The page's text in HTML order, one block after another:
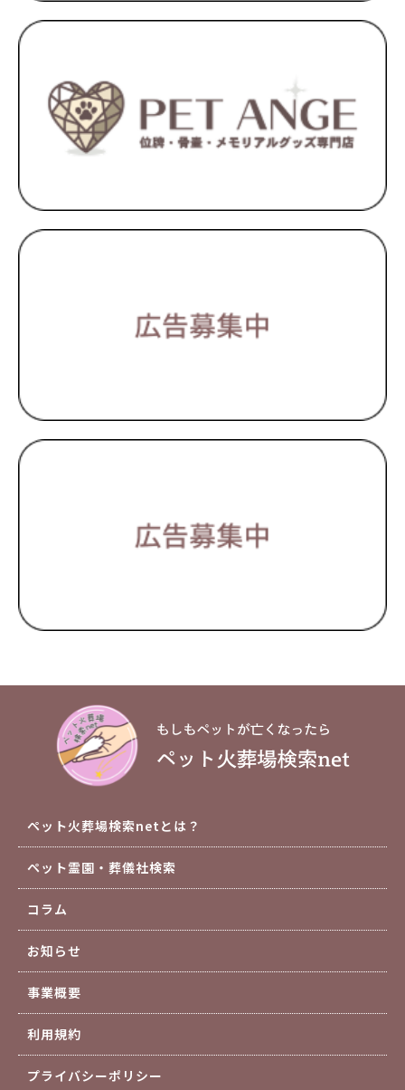
ペット火葬場検索netとは？
ペット霊園・葬儀社検索
コラム
お知らせ
事業概要
利用規約
プライバシーポリシー